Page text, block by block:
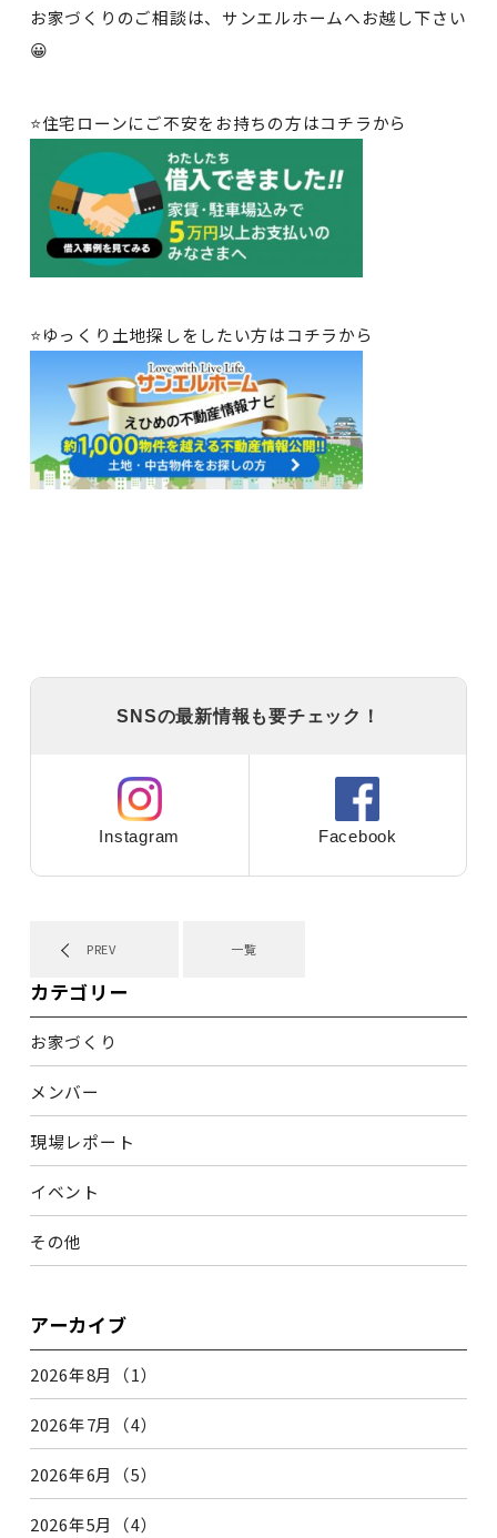
お家づくりのご相談は、サンエルホームへお越し下さい
😀
⭐住宅ローンにご不安をお持ちの方はコチラから
⭐ゆっくり土地探しをしたい方はコチラから
SNSの最新情報も要チェック！
Instagram Facebook
PREV 一覧
カテゴリー
お家づくり
メンバー
現場レポート
イベント
その他
アーカイブ
2026年8月（1）
2026年7月（4）
2026年6月（5）
2026年5月（4）